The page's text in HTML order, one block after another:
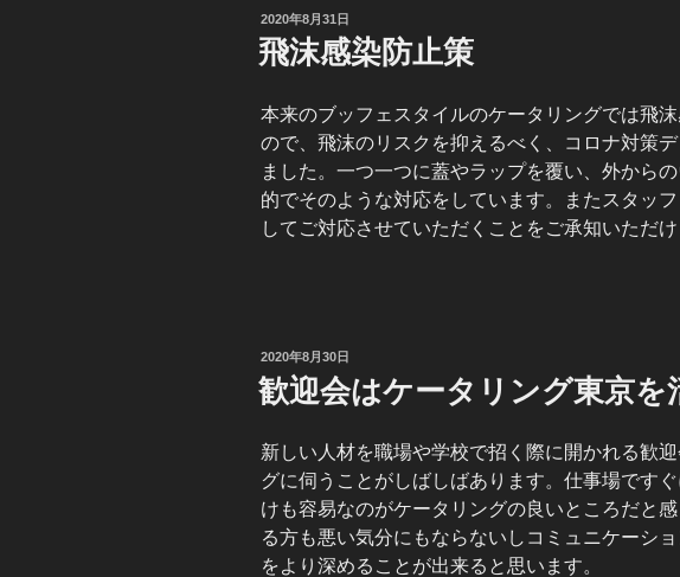
投
稿
日:
2020年8月31日
飛沫感染防止策
本来のブッフェスタイルのケータリングでは飛
ので、飛沫のリスクを抑えるべく、コロナ対策
ました。一つ一つに蓋やラップを覆い、外から
的でそのような対応をしています。またスタッ
してご対応させていただくことをご承知いただけ
投
稿
日:
2020年8月30日
歓迎会はケータリング東京を
新しい人材を職場や学校で招く際に開かれる歓
グに伺うことがしばしばあります。仕事場です
けも容易なのがケータリングの良いところだと
る方も悪い気分にもならないしコミュニケーシ
をより深めることが出来ると思います。